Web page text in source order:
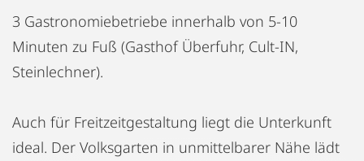
3 Gastronomiebetriebe innerhalb von 5-10
Minuten zu Fuß (Gasthof Überfuhr, Cult-IN,
Steinlechner).
Auch für Freitzeitgestaltung liegt die Unterkunft
ideal. Der Volksgarten in unmittelbarer Nähe lädt